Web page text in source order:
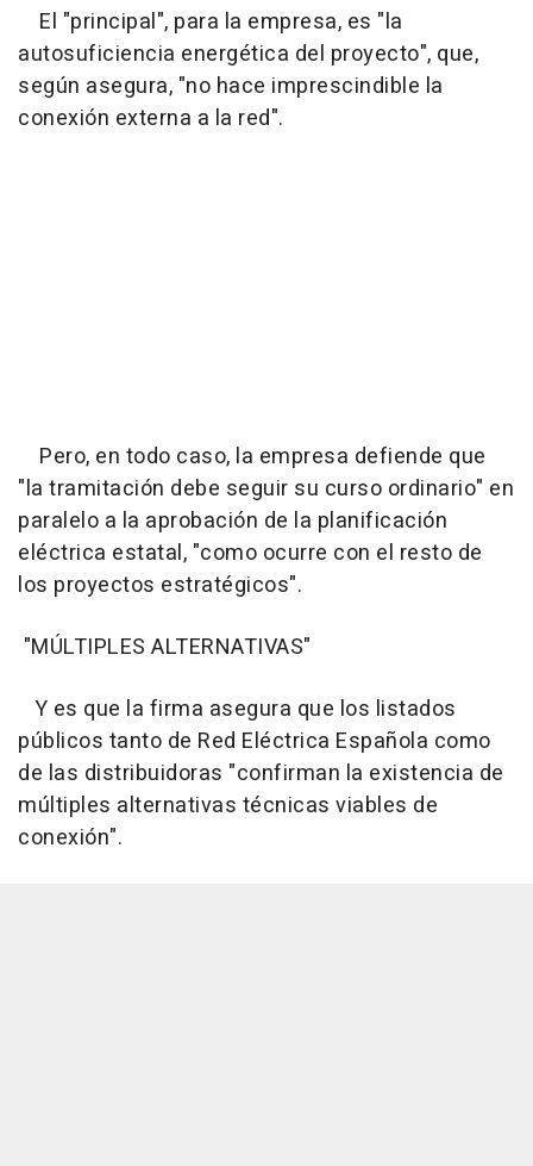
El "principal", para la empresa, es "la
autosuficiencia energética del proyecto", que,
según asegura, "no hace imprescindible la
conexión externa a la red".
Pero, en todo caso, la empresa defiende que
"la tramitación debe seguir su curso ordinario" en
paralelo a la aprobación de la planificación
eléctrica estatal, "como ocurre con el resto de
los proyectos estratégicos".
"MÚLTIPLES ALTERNATIVAS"
Y es que la firma asegura que los listados
públicos tanto de Red Eléctrica Española como
de las distribuidoras "confirman la existencia de
múltiples alternativas técnicas viables de
conexión".